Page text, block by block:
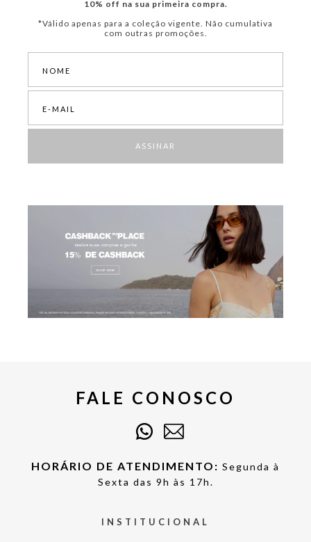
10% off na sua primeira compra.
*Válido apenas para a coleção vigente. Não cumulativa
com outras promoções.
ASSINAR
FALE CONOSCO
HORÁRIO DE ATENDIMENTO: Segunda à
Sexta das 9h às 17h.
INSTITUCIONAL